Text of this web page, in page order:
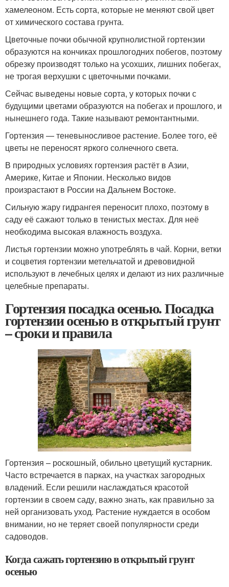
хамелеоном. Есть сорта, которые не меняют свой цвет
от химического состава грунта.
Цветочные почки обычной крупнолистной гортензии
образуются на кончиках прошлогодних побегов, поэтому
обрезку производят только на усохших, лишних побегах,
не трогая верхушки с цветочными почками.
Сейчас выведены новые сорта, у которых почки с
будущими цветами образуются на побегах и прошлого, и
нынешнего года. Такие называют ремонтантными.
Гортензия — теневыносливое растение. Более того, её
цветы не переносят яркого солнечного света.
В природных условиях гортензия растёт в Азии,
Америке, Китае и Японии. Несколько видов
произрастают в России на Дальнем Востоке.
Сильную жару гидрангея переносит плохо, поэтому в
саду её сажают только в тенистых местах. Для неё
необходима высокая влажность воздуха.
Листья гортензии можно употреблять в чай. Корни, ветки
и соцветия гортензии метельчатой и древовидной
используют в лечебных целях и делают из них различные
целебные препараты.
Гортензия посадка осенью. Посадка
гортензии осенью в открытый грунт
– сроки и правила
Гортензия – роскошный, обильно цветущий кустарник.
Часто встречается в парках, на участках загородных
владений. Если решили наслаждаться красотой
гортензии в своем саду, важно знать, как правильно за
ней организовать уход. Растение нуждается в особом
внимании, но не теряет своей популярности среди
садоводов.
Когда сажать гортензию в открытый грунт
осенью